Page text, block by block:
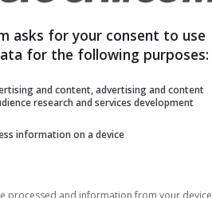
Engine 5 – VIDEO
a giocarvi Hades oppure
GBR incattiviti si
e forse proprio per chi
come un verme ogni
asks for your consent to use
for the following purposes:
and content, advertising and content
research and services development
information on a device
processed and information from your device